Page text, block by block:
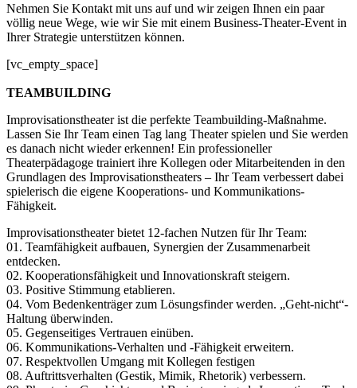
Nehmen Sie Kontakt mit uns auf und wir zeigen Ihnen ein paar
völlig neue Wege, wie wir Sie mit einem Business-Theater-Event in
Ihrer Strategie unterstützen können.
[vc_empty_space]
TEAMBUILDING
Improvisationstheater ist die perfekte Teambuilding-Maßnahme.
Lassen Sie Ihr Team einen Tag lang Theater spielen und Sie werden
es danach nicht wieder erkennen! Ein professioneller
Theaterpädagoge trainiert ihre Kollegen oder Mitarbeitenden in den
Grundlagen des Improvisationstheaters – Ihr Team verbessert dabei
spielerisch die eigene Kooperations- und Kommunikations-
Fähigkeit.
Improvisationstheater bietet 12-fachen Nutzen für Ihr Team:
01. Teamfähigkeit aufbauen, Synergien der Zusammenarbeit
entdecken.
02. Kooperationsfähigkeit und Innovationskraft steigern.
03. Positive Stimmung etablieren.
04. Vom Bedenkenträger zum Lösungsfinder werden. „Geht-nicht“-
Haltung überwinden.
05. Gegenseitiges Vertrauen einüben.
06. Kommunikations-Verhalten und -Fähigkeit erweitern.
07. Respektvollen Umgang mit Kollegen festigen
08. Auftrittsverhalten (Gestik, Mimik, Rhetorik) verbessern.